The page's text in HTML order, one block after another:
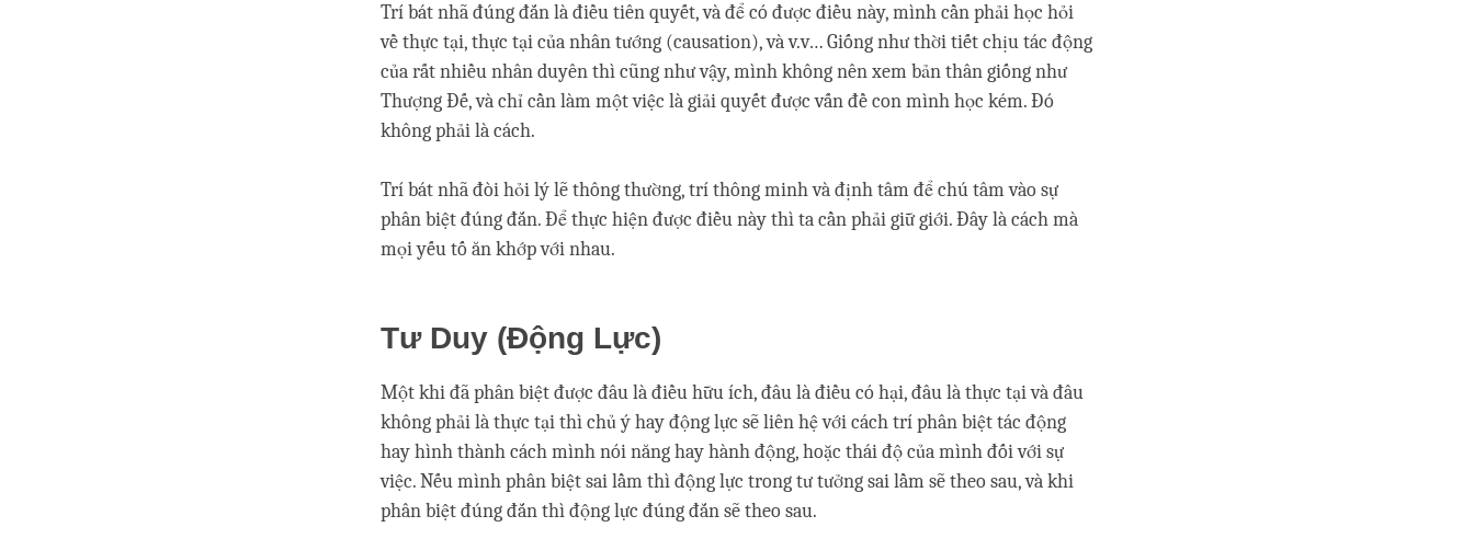
Trí bát nhã đúng đắn là điều tiên quyết, và để có được điều này, mình cần phải học hỏi
về thực tại, thực tại của nhân tướng (causation), và v.v… Giống như thời tiết chịu tác động
của rất nhiều nhân duyên thì cũng như vậy, mình không nên xem bản thân giống như
Thượng Đế, và chỉ cần làm một việc là giải quyết được vấn đề con mình học kém. Đó
không phải là cách.
Trí bát nhã đòi hỏi lý lẽ thông thường, trí thông minh và định tâm để chú tâm vào sự
phân biệt đúng đắn. Để thực hiện được điều này thì ta cần phải giữ giới. Đây là cách mà
mọi yếu tố ăn khớp với nhau.
Tư Duy (Động Lực)
Một khi đã phân biệt được đâu là điều hữu ích, đâu là điều có hại, đâu là thực tại và đâu
không phải là thực tại thì chủ ý hay động lực sẽ liên hệ với cách trí phân biệt tác động
hay hình thành cách mình nói năng hay hành động, hoặc thái độ của mình đối với sự
việc. Nếu mình phân biệt sai lầm thì động lực trong tư tưởng sai lầm sẽ theo sau, và khi
phân biệt đúng đắn thì động lực đúng đắn sẽ theo sau.